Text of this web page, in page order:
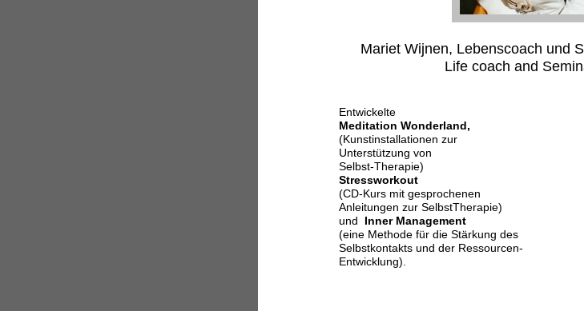
Entwickelte
Meditation Wonderland,
(Kunstinstallationen zur
Unterstützung von
Selbst-Therapie)
Stressworkout
(CD-Kurs mit gesprochenen
Anleitungen zur SelbstTherapie)
und Inner Management
(eine Methode für die Stärkung des
Selbstkontakts und der Ressourcen-
Entwicklung).
Mariet Wijnen, Lebenscoach und
Life coach and